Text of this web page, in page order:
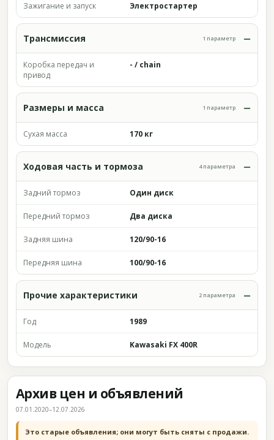
Зажигание и запуск Электростартер
Трансмиссия 1 параметр
Коробка передач и
привод
- / chain
Размеры и масса 1 параметр
Сухая масса 170 кг
Ходовая часть и тормоза 4 параметра
Задний тормоз Один диск
Передний тормоз Два диска
Задняя шина 120/90-16
Передняя шина 100/90-16
Прочие характеристики 2 параметра
Год 1989
Модель Kawasaki FX 400R
Архив цен и объявлений
07.01.2020–12.07.2026
Это старые объявления; они могут быть сняты с продажи.